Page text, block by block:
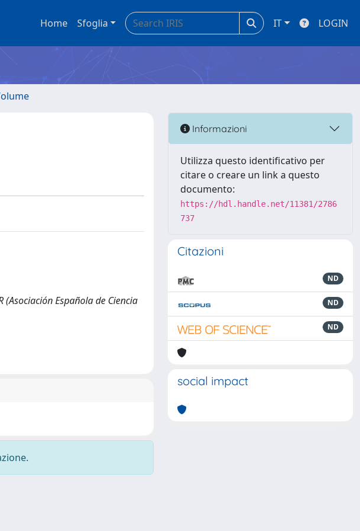
Home Sfoglia IT LOGIN
(Asociación Española de Ciencia
Informazioni
Utilizza questo identificativo per
citare o creare un link a questo
documento:
https://hdl.handle.net/11381/2786
737
Citazioni
ND
ND
ND
social impact